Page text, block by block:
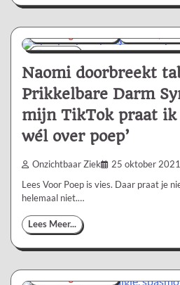
1 min 0
Naomi doorbreekt
Prikkelbare Darm
mijn TikTok praat ik
wél over poep’
Onzichtbaar Ziek 25 oktober 2021
Lees Voor Poep is vies. Daar praat je
helemaal niet.…
Lees Meer...
Ervaringsverhaal